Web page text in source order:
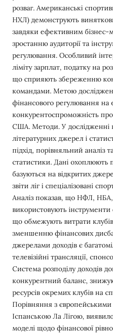
розваг. Американські
НХЛ) демонструють
завдяки ефективним бізнес-
зростанню аудиторії та
регулювання. Особливий
ліміту зарплат, податку на
що сприяють збереженню
командами. Метою
фінансового регулювання на
конкурентоспроможність
США. Методи. У дослідженні
літературних джерел і
підхід, порівняльний аналіз
статистики. Дані охоплюють
базуються на відкритих
звіти ліг і спеціалізовані
Аналіз показав, що НФЛ,
використовують
що обмежують витрати
зменшенню фінансових
джерелами доходів є
телевізійні трансляції,
Система розподілу доходів
конкурентний баланс,
ресурсів окремих клубів на
Порівняння з європейськими
Іспанською Ла Лігою,
моделі щодо фінансової